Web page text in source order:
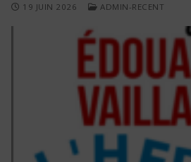
19 JUIN 2026 ADMIN-RECENT